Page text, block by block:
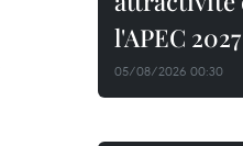
l'APEC 2027
05/08/2026 00:30